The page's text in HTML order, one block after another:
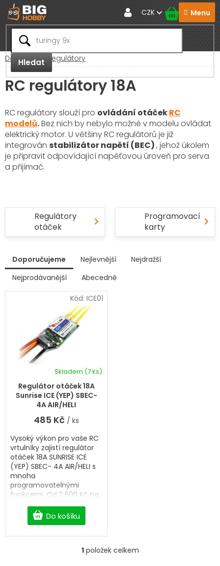
Přejít
na
obsah
Hledat
CZK
Domů RC Regulátory
RC regulátory 18A
RC regulátory slouží pro ovládání otáčekRC
modelů.Bez nich by nebylo možné v modelu ovládat
elektrický motor. U většiny RC regulátorů je již
integrován stabilizátor napětí (BEC), jehož úkolem
je připravit odpovídající napěťovou úroveň pro serva
a přijímač.
Regulátory
otáček
Programovací
karty
a
Doporučujeme Nejlevnější
Nejdražší
Nejprodávanější
Abecedně
ý
i
Regulátor otáček 18A
Sunrise ICE (YEP) SBEC-
4A AIR/HELI
Skladem (7 ks)
485 Kč / ks
Do košíku
Vysoký výkon pro vaše RC
vrtulníky zajistí regulátor
otáček 18A SUNRISE ICE
(YEP) SBEC- 4A AIR/HELI s
mnoha
programovatelnými
funkcemi. Od 2 500 Kč na
Kód: ICE01
O
1položek celkem